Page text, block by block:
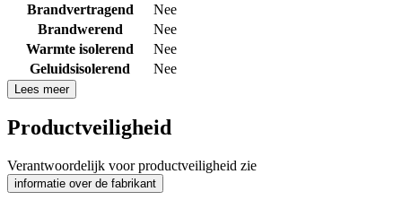
Brandvertragend
Nee
Brandwerend
Nee
Warmte isolerend
Nee
Geluidsisolerend
Nee
Lees meer
Productveiligheid
Verantwoordelijk voor productveiligheid zie
informatie over de fabrikant